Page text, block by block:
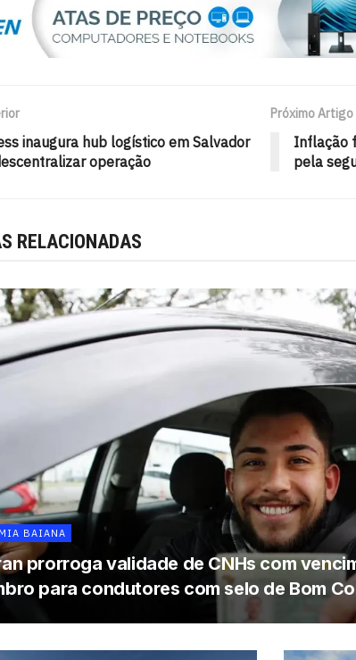
inaugura hub logístico em Salvador
operação
Próximo Artigo
Inflação
pela
RELACIONADAS
BAIANA
prorroga validade de CNHs com
para condutores com selo de Bom